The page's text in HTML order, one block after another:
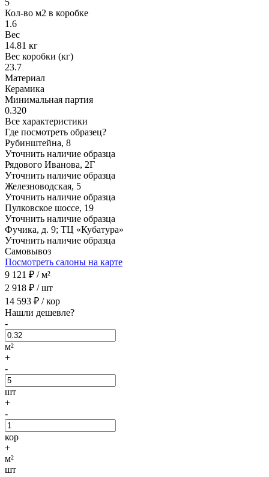
Кол-во м2 в коробке
1.6
Вес
14.81 кг
Вес коробки (кг)
23.7
Материал
Керамика
Минимальная партия
0.320
Все характеристики
Где посмотреть образец?
Рубинштейна, 8
Уточнить наличие образца
Рядового Иванова, 2Г
Уточнить наличие образца
Железноводская, 5
Уточнить наличие образца
Пулковское шоссе, 19
Уточнить наличие образца
Фучика, д. 9; ТЦ «Кубатура»
Уточнить наличие образца
Самовывоз
Посмотреть салоны на карте
9 121 ₽ /м²
2 918 ₽ /шт
14 593 ₽ /кор
Нашли дешевле?
-
м²
+
-
шт
+
-
кор
+
м²
шт